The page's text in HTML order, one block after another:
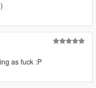
as fuck :P